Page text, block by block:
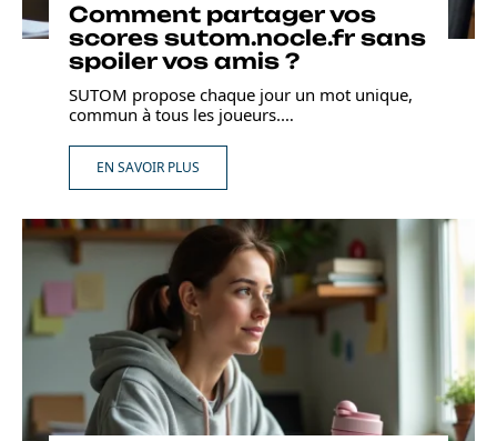
Comment partager vos
scores sutom.nocle.fr sans
spoiler vos amis ?
SUTOM propose chaque jour un mot unique,
commun à tous les joueurs.…
EN SAVOIR PLUS